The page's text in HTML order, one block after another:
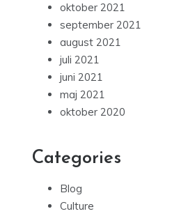
oktober 2021
september 2021
august 2021
juli 2021
juni 2021
maj 2021
oktober 2020
Categories
Blog
Culture